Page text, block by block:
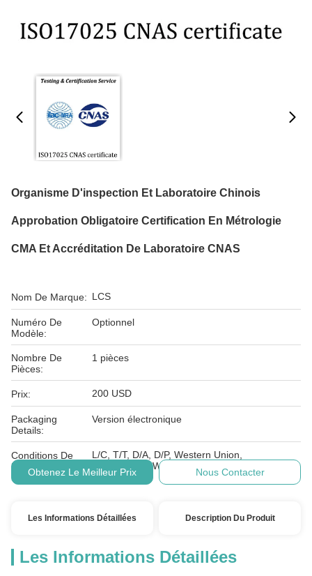
Organisme D'inspection Et Laboratoire Chinois
Approbation Obligatoire Certification En Métrologie
CMA Et Accréditation De Laboratoire CNAS
Nom De Marque: LCS
Numéro De
Modèle:
Optionnel
Nombre De
Pièces:
1 pièces
Prix: 200 USD
Packaging
Details:
Version électronique
Conditions De
Paiement:
L/C, T/T, D/A, D/P, Western Union,
MoneyGram, Wechat, Alipay
Obtenez Le Meilleur Prix Nous Contacter
Les Informations Détaillées Description Du Produit
Les Informations Détaillées